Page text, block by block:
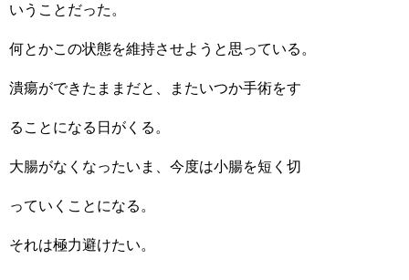
いうことだった。
何とかこの状態を維持させようと思っている。
潰瘍ができたままだと、またいつか手術をす
ることになる日がくる。
大腸がなくなったいま、今度は小腸を短く切
っていくことになる。
それは極力避けたい。